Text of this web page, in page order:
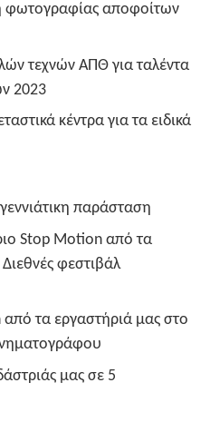
φωτογραφίας αποφοίτων
τεχνών ΑΠΘ για ταλέντα
2023
κέντρα για τα ειδικά
παράσταση
Stop Motion από τα
φεστιβάλ
τα εργαστήριά μας στο
μας σε 5